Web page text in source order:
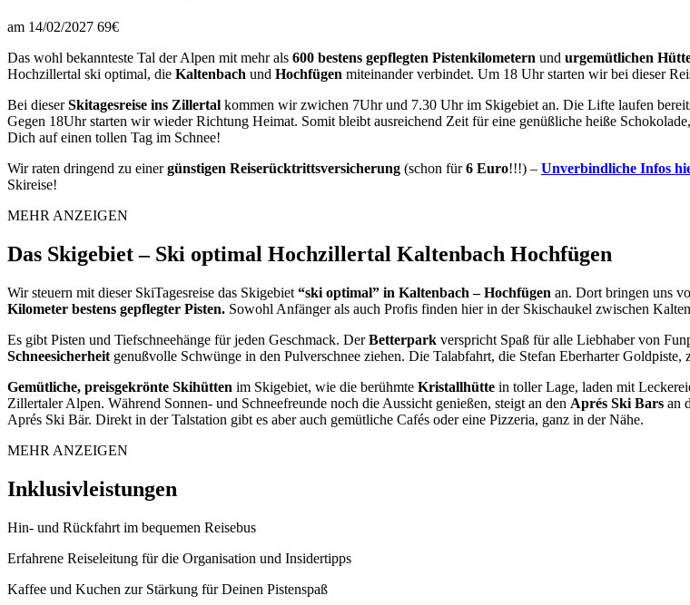
am 14/02/2027 69€
Das wohl bekannteste Tal der Alpen mit mehr als 600 bestens gepflegten Pistenkilometern und urgemütlichen
Hochzillertal ski optimal, die Kaltenbach und Hochfügen miteinander verbindet. Um 18 Uhr starten wir bei dieser
Bei dieserSkitagesreise ins Zillertal kommen wir zwichen 7Uhr und 7.30 Uhr im Skigebiet an. Die Lifte laufen
Gegen 18Uhr starten wir wieder Richtung Heimat. Somit bleibt ausreichend Zeit für eine genüßliche heiße
Dich auf einen tollen Tag im Schnee!
Wir raten dringend zu einergünstigen Reiserücktrittsversicherung (schon für6 Euro!!!) – Unverbindliche Infos
Skireise!
MEHR ANZEIGEN
Das Skigebiet – Ski optimal Hochzillertal Kaltenbach Hochfügen
Wir steuern mit dieser SkiTagesreise das Skigebiet “ski optimal” in Kaltenbach – Hochfügen an. Dort bringen uns
Kilometer bestens gepflegter Pisten. Sowohl Anfänger als auch Profis finden hier in der Skischaukel zwischen
Es gibt Pisten und Tiefschneehänge für jeden Geschmack. DerBetterpark verspricht Spaß für alle Liebhaber von
Schneesicherheit genußvolle Schwünge in den Pulverschnee ziehen. Die Talabfahrt, die Stefan Eberharter Goldpiste,
Gemütliche, preisgekrönte Skihütten im Skigebiet, wie die berühmte Kristallhütte in toller Lage, laden mit
Zillertaler Alpen. Während Sonnen- und Schneefreunde noch die Aussicht genießen, steigt an den Aprés Ski Bars an
Aprés Ski Bär. Direkt in der Talstation gibt es aber auch gemütliche Cafés oder eine Pizzeria, ganz in der Nähe.
MEHR ANZEIGEN
Inklusivleistungen
Hin- und Rückfahrt im bequemen Reisebus
Erfahrene Reiseleitung für die Organisation und Insidertipps
Kaffee und Kuchen zur Stärkung für Deinen Pistenspaß